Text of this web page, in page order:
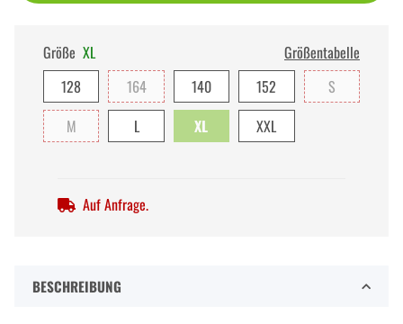
Größe XL
Größentabelle
128
164 140 152
S
M
L XL XXL
Auf Anfrage.
BESCHREIBUNG